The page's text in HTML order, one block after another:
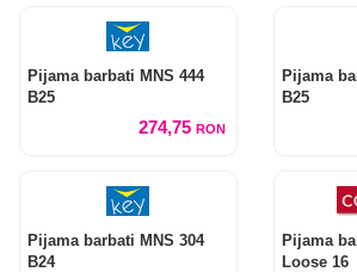
Pijama barbati MNS 444
B25
274,75RON
Pijama
B25
Pijama barbati MNS 304
B24
Pijama
Loose 16